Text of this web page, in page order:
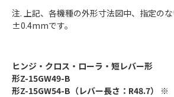
注. 上記、各機種の外形寸法図中、指定の
±0.4mmです。
ヒンジ・クロス・ローラ・短レバー形
形Z-15GW49-B
形Z-15GW54-B（レバー長さ：R48.7） ※